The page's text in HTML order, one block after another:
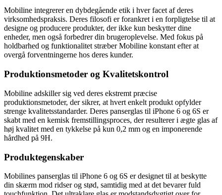
Mobiline integrerer en dybdegående etik i hver facet af deres
virksomhedspraksis. Deres filosofi er forankret i en forpligtelse til at
designe og producere produkter, der ikke kun beskytter dine
enheder, men også forbedrer din brugeroplevelse. Med fokus på
holdbarhed og funktionalitet stræber Mobiline konstant efter at
overgå forventningerne hos deres kunder.
Produktionsmetoder og Kvalitetskontrol
Mobiline adskiller sig ved deres ekstremt præcise
produktionsmetoder, der sikrer, at hvert enkelt produkt opfylder
strenge kvalitetsstandarder. Deres panserglas til iPhone 6 og 6S er
skabt med en kemisk fremstillingsproces, der resulterer i ægte glas af
høj kvalitet med en tykkelse på kun 0,2 mm og en imponerende
hårdhed på 9H.
Produktegenskaber
Mobilines panserglas til iPhone 6 og 6S er designet til at beskytte
din skærm mod ridser og stød, samtidig med at det bevarer fuld